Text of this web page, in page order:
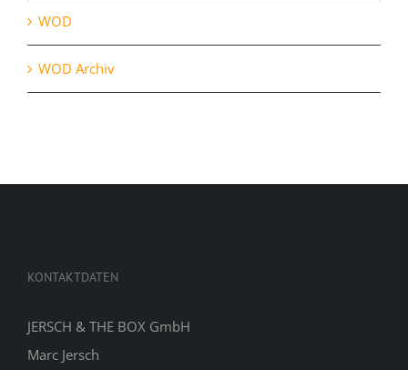
WOD
WOD Archiv
KONTAKTDATEN
JERSCH & THE BOX GmbH
Marc Jersch